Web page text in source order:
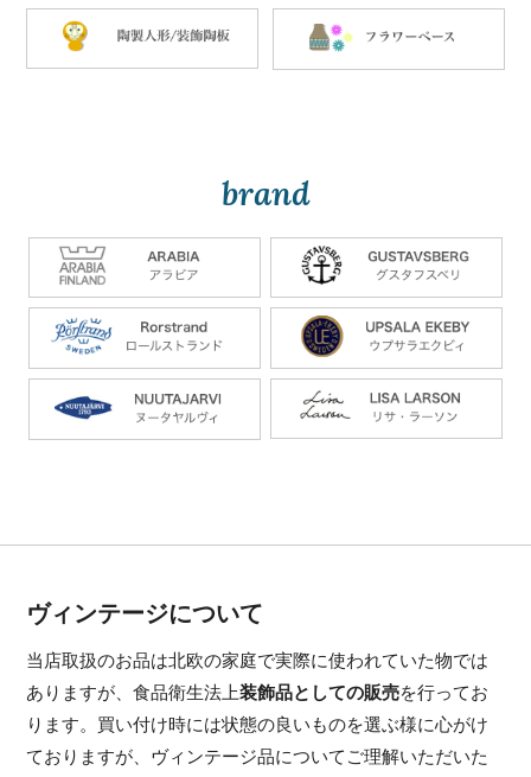
brand
ヴィンテージについて
当店取扱のお品は北欧の家庭で実際に使われていた物では
ありますが、食品衛生法上装飾品としての販売を行ってお
ります。買い付け時には状態の良いものを選ぶ様に心がけ
ておりますが、ヴィンテージ品についてご理解いただいた